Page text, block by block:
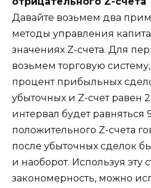
Давайте возьмем два
методы управления
значениях Z-счета. Для
возьмем торговую
процент прибыльных
убыточных и Z-счет равен
интервал будет равняться
положительного Z-счета
после убыточных сделок
и наоборот. Используя эту
закономерность, можно